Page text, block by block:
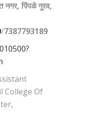
नगर, पिंपळे गुरव,
/7387793189
College Of